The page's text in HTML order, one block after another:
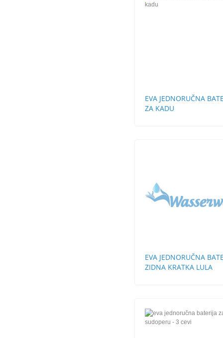
EVA JEDNORUČNA
ZA KADU
EVA JEDNORUČNA
ZIDNA KRATKA LULA